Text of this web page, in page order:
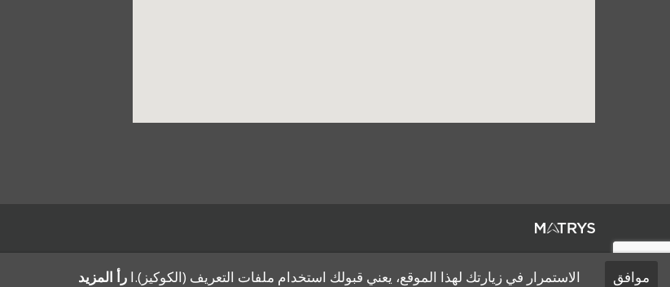
الاستمرار في زيارتك لهذا الموقع، يعني قبولك استخدام ملفات التعريف (الكوكيز).ا رأ المزيد موافق